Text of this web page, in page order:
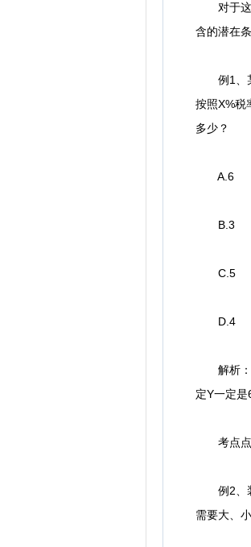
对于这种
含的潜在
例1、某
按照X%税
多少？
A.6
B.3
C.5
D.4
解析：
定Y一定是
考点点拨
例2、装
需要大、